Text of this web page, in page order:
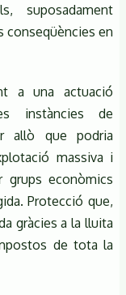
suposadament
conseqüències en
a una actuació
instàncies de
allò que podria
massiva i
grups econòmics
Protecció que,
gràcies a la lluita
de tota la